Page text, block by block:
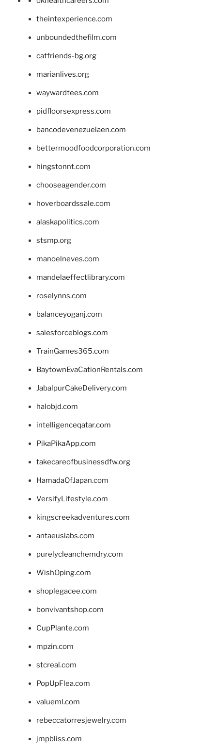
theintexperience.com
unboundedthefilm.com
catfriends-bg.org
marianlives.org
waywardtees.com
pidfloorsexpress.com
bancodevenezuelaen.com
bettermoodfoodcorporation.com
hingstonnt.com
chooseagender.com
hoverboardssale.com
alaskapolitics.com
stsmp.org
manoelneves.com
mandelaeffectlibrary.com
roselynns.com
balanceyoganj.com
salesforceblogs.com
TrainGames365.com
BaytownEvaCationRentals.com
JabalpurCakeDelivery.com
halobjd.com
intelligenceqatar.com
PikaPikaApp.com
takecareofbusinessdfw.org
HamadaOfJapan.com
VersifyLifestyle.com
kingscreekadventures.com
antaeuslabs.com
purelycleanchemdry.com
WishOping.com
shoplegacee.com
bonvivantshop.com
CupPlante.com
mpzin.com
stcreal.com
PopUpFlea.com
valueml.com
rebeccatorresjewelry.com
jmpbliss.com